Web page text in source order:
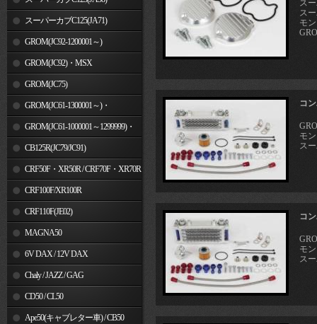
スーパーカブC125(JA71)
GROM(JC92-1200001～)
GROM(JC92)・MSX
GROM(MLHJC92)
GROM(JC75)
GROM(JC61-1300001～)・
MSX125SF
GROM(JC61-1000001～1299999)・
MSX125CB125R(JC79/JC91)
CRF50F・XR50R / CRF70F・XR70R
CRF100F/XR100R
CRF110F(JE02)
MAGNA50
6V DAX / 12V DAX
Chaly / JAZZ / GAG
CD50 / CL50
Ape50(キャブレター車) / CB50
ス
ス
モ
コ
モ
ス
コ
モ
ス